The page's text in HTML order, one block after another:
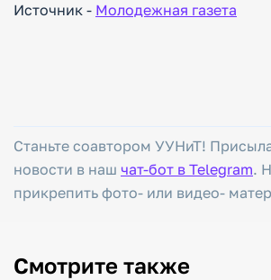
Источник - Молодежная газета
Станьте соавтором УУНиТ!
новости в наш чат-бот в Telegram.
прикрепить фото- или видео-
Смотрите также